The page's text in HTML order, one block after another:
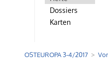
Dossiers
Karten
OSTEUROPA 3-4/2017